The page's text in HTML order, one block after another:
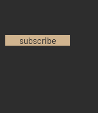
subscribe